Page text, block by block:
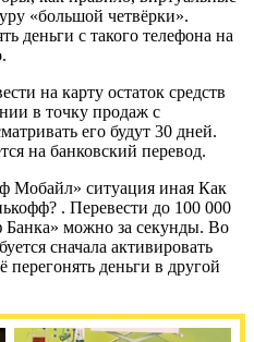
«большой четвёрки».
деньги с такого телефона на
на карту остаток средств
в точку продаж с
его будут 30 дней.
на банковский перевод.
Мобайл» ситуация иная Как
. Перевести до 100 000
Банка» можно за секунды. Во
сначала активировать
перегонять деньги в другой